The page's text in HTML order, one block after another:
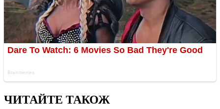
ЧИТАЙТЕ ТАКОЖ